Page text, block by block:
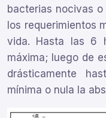
bacterias nocivas
los requerimientos
vida. Hasta las 6
máxima; luego de
drásticamente
mínima o nula la